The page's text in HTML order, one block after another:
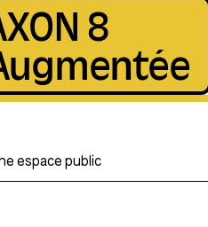
8
espace public